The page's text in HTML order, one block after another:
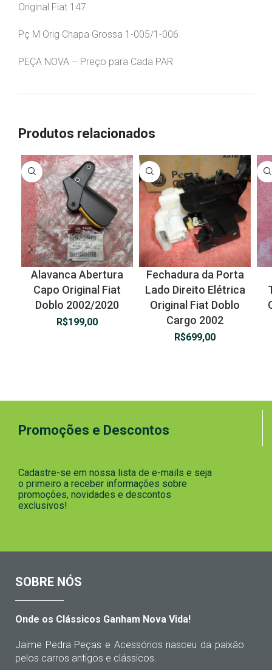
Original Fiat 147
Pç M Orig Chapa Grossa 1-005/1-006
PEÇA NOVA – Preço para Cada PAR
Produtos relacionados
Alavanca Abertura
Capo Original Fiat
Doblo 2002/2020
R$199,00
Fechadura da Porta
Lado Direito Elétrica
Original Fiat Doblo
Cargo 2002
R$699,00
Promoções e Descontos
Cadastre-se em nossa lista de e-mails e seja
o primeiro a receber informações sobre
promoções, novidades e descontos
exclusivos!
SOBRE NÓS
Onde os Clássicos Ganham Nova Vida!
Jaime Pedra Peças e Acessórios nasceu da paixão
pelos carros antigos e clássicos.